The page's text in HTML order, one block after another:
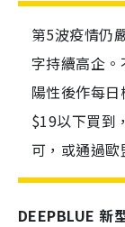
第5波疫情仍
字持續高企
陽性後作每
$19以下買到
可，或通過
DEEPBLUE 新